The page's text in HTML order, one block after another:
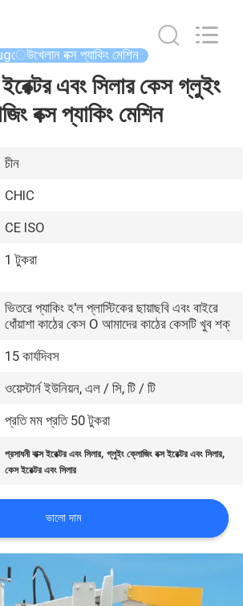
বক্স প্যাকিং মেশিন
ইরেক্টর এবং সিলার কেস গ্লুইং
বক্স প্যাকিং মেশিন
চীন
CHIC
CE ISO
1 টুকরা
ভিতরে প্যাকিং হ'ল প্লাস্টিকের ছায়াছবি এবং বাইরে
ধোঁয়াশা কাঠের কেস O আমাদের কাঠের কেসটি খুব শক্
15 কার্যদিবস
ওয়েস্টার্ন ইউনিয়ন, এল / সি, টি / টি
প্রতি মম প্রতি 50 টুকরা
প্রসাধনী বাক্স ইরেক্টর এবং সিলার,গ্লুইং ক্লোজিং বক্স ইরেক্টর এবং সিলার,
কেস ইরেক্টর এবং সিলার
ভালো দাম